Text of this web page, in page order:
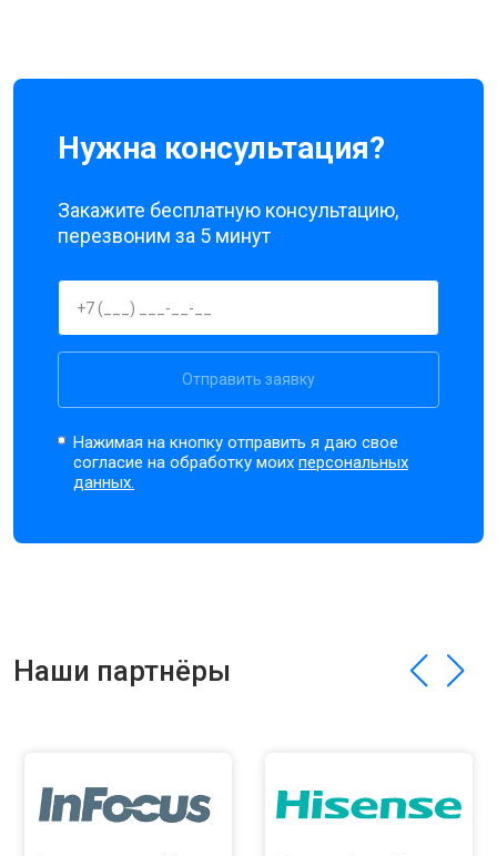
Нужна консультация?
Закажите бесплатную консультацию,
перезвоним за 5 минут
Отправить заявку
Нажимая на кнопку отправить я даю свое
согласие на обработку моихперсональных
данных.
Наши партнёры